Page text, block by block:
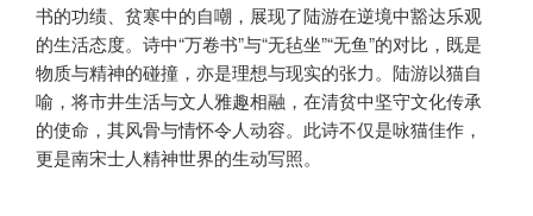
书的功绩、贫寒中的自嘲，展现了陆游在逆境中豁达乐观
的生活态度。诗中“万卷书”与“无毡坐”“无鱼”的对比，既是
物质与精神的碰撞，亦是理想与现实的张力。陆游以猫自
喻，将市井生活与文人雅趣相融，在清贫中坚守文化传承
的使命，其风骨与情怀令人动容。此诗不仅是咏猫佳作，
更是南宋士人精神世界的生动写照。